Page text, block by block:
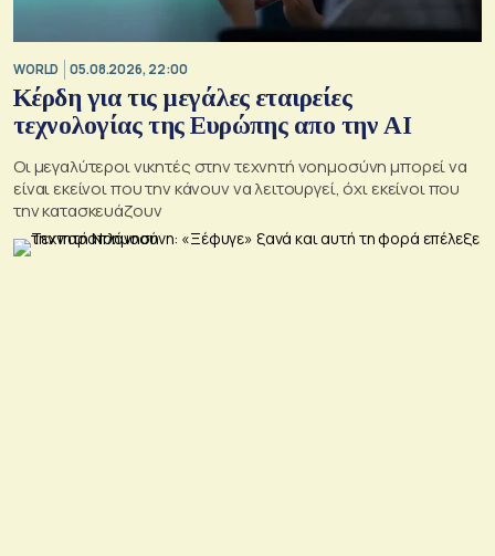
WORLD 05.08.2026, 22:00
Κέρδη για τις μεγάλες εταιρείες
τεχνολογίας της Ευρώπης απο την AI
Οι μεγαλύτεροι νικητές στην τεχνητή νοημοσύνη μπορεί να
είναι εκείνοι που την κάνουν να λειτουργεί, όχι εκείνοι που
την κατασκευάζουν